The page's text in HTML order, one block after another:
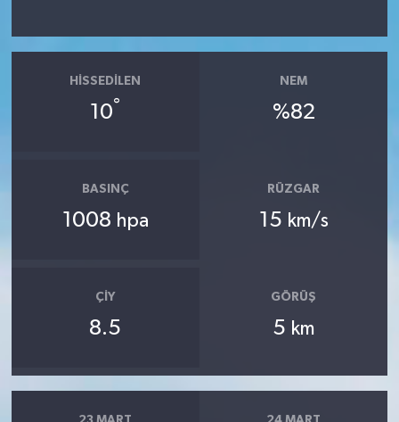
HISSEDILEN
10°
NEM
%82
BASINÇ
1008 hpa
RÜZGAR
15 km/s
ÇIY
8.5
GÖRÜŞ
5 km